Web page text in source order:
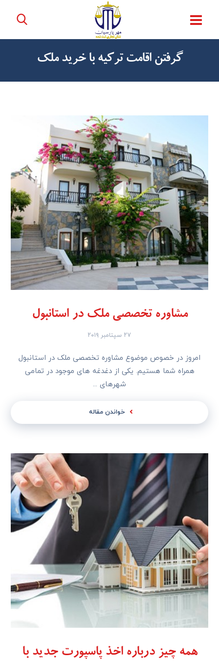
گرفتن اقامت ترکیه با خرید ملک
مشاوره تخصصی ملک در استانبول
۲۷ سپتامبر ۲۰۱۹
امروز در خصوص موضوع مشاوره تخصصی ملک در استانبول
همراه شما هستیم. یکی از دغدغه های موجود در تمامی
شهرهای ...
خواندن مقاله
همه چیز درباره اخذ پاسپورت جدید با